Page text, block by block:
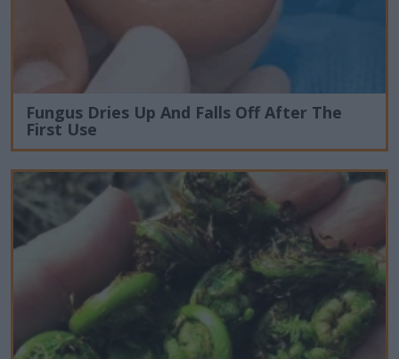
Fungus Dries Up And Falls Off After The
First Use